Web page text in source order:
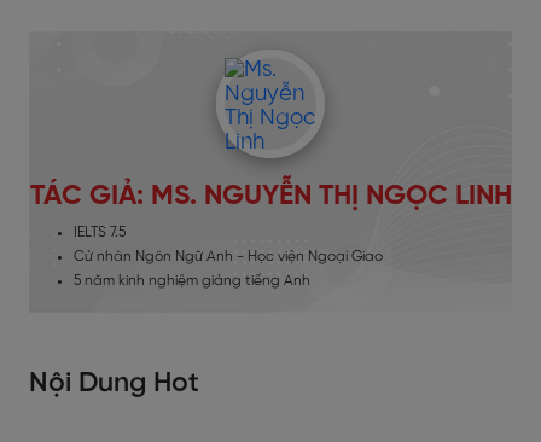
TÁC GIẢ: MS. NGUYỄN THỊ NGỌC LINH
IELTS 7.5
Cử nhân Ngôn Ngữ Anh - Học viện Ngoại Giao
5 năm kinh nghiệm giảng tiếng Anh
Nội Dung Hot